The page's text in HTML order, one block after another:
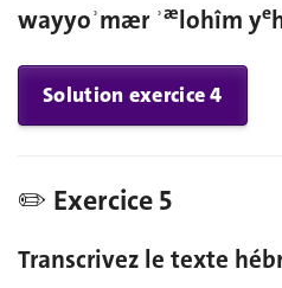
wayyoʾmær ʾælohîm ye
Solution exercice 4
✏️ Exercice 5
Transcrivez le texte